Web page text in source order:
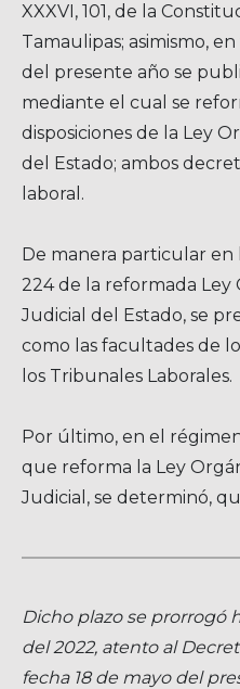
XXXVI, 101, de la
Tamaulipas; asimismo,
del presente año se
mediante el cual se
disposiciones de la Ley
del Estado; ambos
laboral.
De manera particular en
224 de la reformada
Judicial del Estado, se
como las facultades de
los Tribunales Laborales.
Por último, en el
que reforma la Ley
Judicial, se determinó,
Dicho plazo se prorrogó
del 2022, atento al
fecha 18 de mayo del